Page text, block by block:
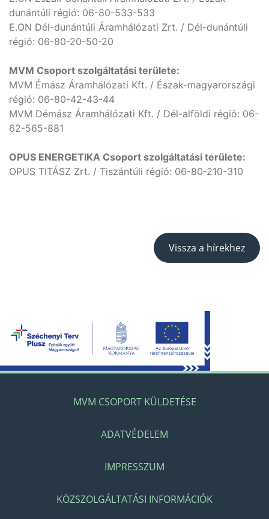
dunántúli régió: 06-80-533-533
E.ON Dél-dunántúli Áramhálózati Zrt. / Dél-dunántúli
régió: 06-80-20-50-20
MVM Csoport szolgáltatási területe:
MVM Émász Áramhálózati Kft. / Észak-magyarországi
régió: 06-80-42-43-44
MVM Démász Áramhálózati Kft. / Dél-alföldi régió: 06-
62-565-881
OPUS ENERGETIKA Csoport szolgáltatási területe:
OPUS TITÁSZ Zrt. / Tiszántúli régió: 06-80-210-310
Vissza a hírekhez
MVM CSOPORT KÜLDETÉSE
ADATVÉDELEM
IMPRESSZUM
KÖZSZOLGÁLTATÁSI INFORMÁCIÓK